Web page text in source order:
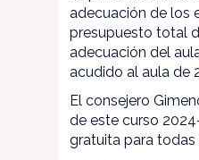
adecuación de los
presupuesto total
adecuación del
acudido al aula de
El consejero
de este curso
gratuita para todas